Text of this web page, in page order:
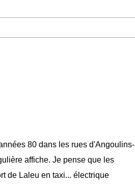
80 dans les rues d'Angoulins-
affiche. Je pense que les
de Laleu en taxi... électrique